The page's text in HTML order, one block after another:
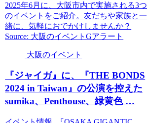
2025年6月に、大阪市内で実施される3つ
のイベントをご紹介。友だちや家族と一
緒に、気軽におでかけしませんか？
Source: 大阪のイベントGアラート
大阪のイベント
『ジャイガ』に、『THE BONDS
2024 in Taiwan』の公演を控えた
sumika、Penthouse、緑黄色 …